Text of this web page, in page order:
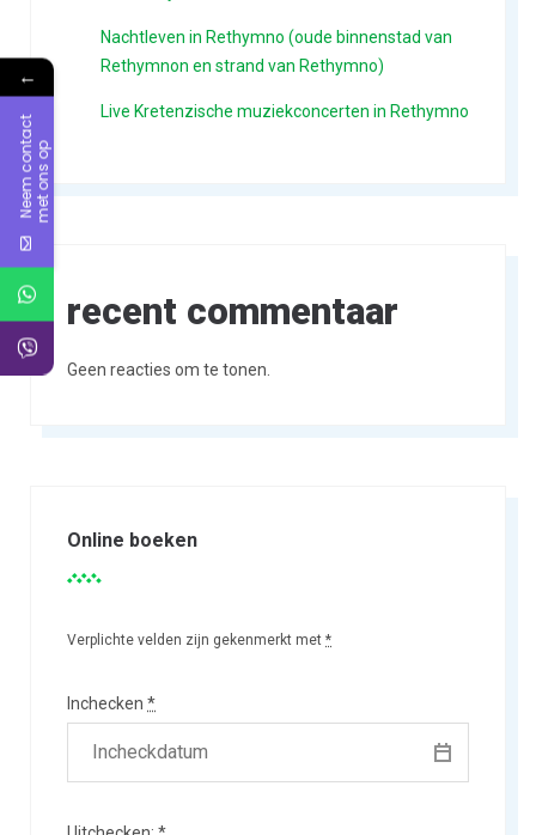
Nachtleven in Rethymno (oude binnenstad van
Rethymnon en strand van Rethymno)
Live Kretenzische muziekconcerten in Rethymno
recent commentaar
Geen reacties om te tonen.
Online boeken
Verplichte velden zijn gekenmerkt met *
Inchecken *
←
N
e
e
m
c
o
nt
a
c
t
m
e
t
o
n
s
op